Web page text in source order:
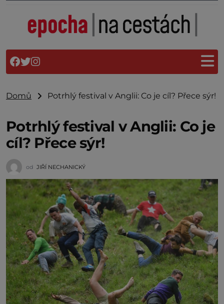
Domů Potrhlý festival v Anglii: Co je cíl? Přece sýr!
Potrhlý festival v Anglii: Co je
cíl? Přece sýr!
od JIŘÍ NECHANICKÝ